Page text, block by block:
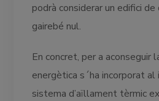
podrà considerar un edifici
gairebé nul.
En concret, per a aconseguir
energètica s´ha incorporat al
sistema d’aïllament tèrmic